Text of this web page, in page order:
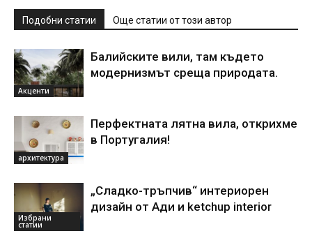
Подобни статии Още статии от този автор
Акценти
Балийските вили, там където
модернизмът среща природата.
архитектура
Перфектната лятна вила, открихме
в Португалия!
Избрани
статии
„Сладко-тръпчив“ интериорен
дизайн от Ади и ketchup interior